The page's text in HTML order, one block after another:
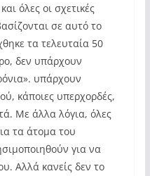
όλες οι σχετικές
σε αυτό το
τα τελευταία 50
δεν υπάρχουν
υπάρχουν
κάποιες υπερχορδές,
Με άλλα λόγια, όλες
τα άτομα του
για να
Αλλά κανείς δεν το